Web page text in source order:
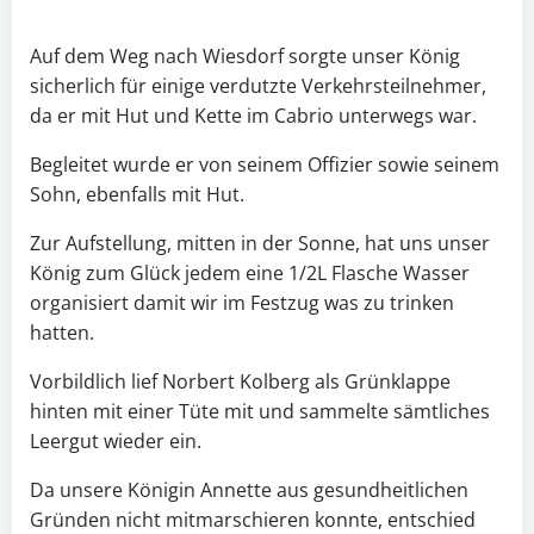
Auf dem Weg nach Wiesdorf sorgte unser König
sicherlich für einige verdutzte Verkehrsteilnehmer,
da er mit Hut und Kette im Cabrio unterwegs war.
Begleitet wurde er von seinem Offizier sowie seinem
Sohn, ebenfalls mit Hut.
Zur Aufstellung, mitten in der Sonne, hat uns unser
König zum Glück jedem eine 1/2L Flasche Wasser
organisiert damit wir im Festzug was zu trinken
hatten.
Vorbildlich lief Norbert Kolberg als Grünklappe
hinten mit einer Tüte mit und sammelte sämtliches
Leergut wieder ein.
Da unsere Königin Annette aus gesundheitlichen
Gründen nicht mitmarschieren konnte, entschied